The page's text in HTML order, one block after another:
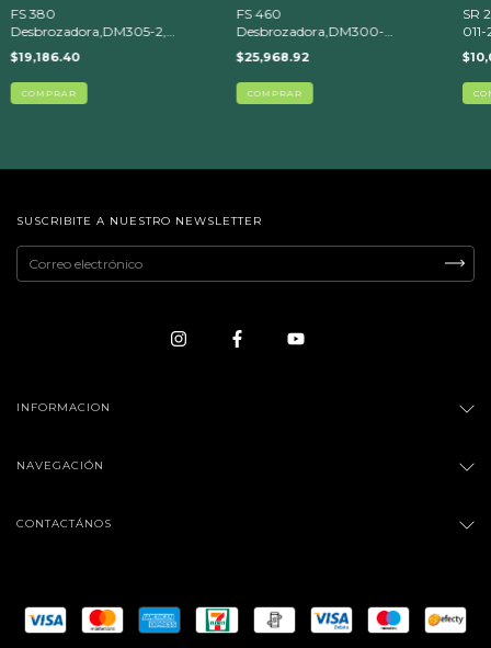
FS 380
Desbrozadora,DM305-2,
AC46-2 (4134-200-0414)
$19,186.40
FS 460
Desbrozadora,DM300-
3,AutoCut 46-2 (4147-200-
0431)
$25,968.92
SR
SUSCRIBITE A NUESTRO NEWSLETTER
INFORMACION
NAVEGACIÓN
CONTACTÁNOS